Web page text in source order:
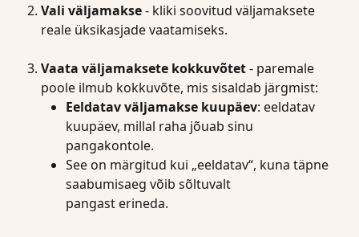
Vali väljamakse - kliki soovitud väljamaksete
reale üksikasjade vaatamiseks.
Vaata väljamaksete kokkuvõtet - paremale
poole ilmub kokkuvõte, mis sisaldab järgmist:
Eeldatav väljamakse kuupäev: eeldatav
kuupäev, millal raha jõuab sinu
pangakontole.
See on märgitud kui „eeldatav“, kuna täpne
saabumisaeg võib sõltuvalt
pangast erineda.